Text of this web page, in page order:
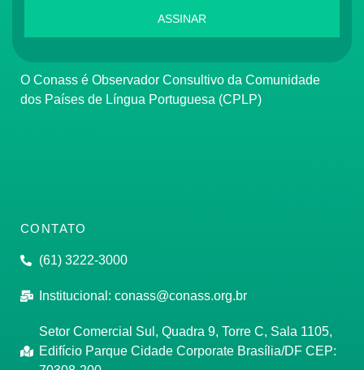
ASSINAR
O Conass é Observador Consultivo da Comunidade
dos Países de Língua Portuguesa (CPLP)
CONTATO
(61) 3222-3000
Institucional: conass@conass.org.br
Setor Comercial Sul, Quadra 9, Torre C, Sala 1105,
Edifício Parque Cidade Corporate Brasília/DF CEP: